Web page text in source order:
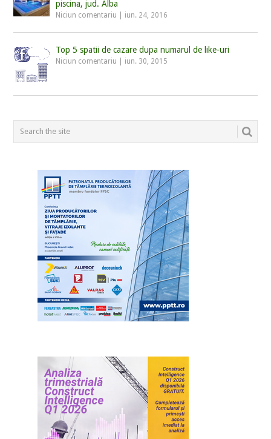
piscina, jud. Alba
Niciun comentariu iun. 24, 2016
Top 5 spatii de cazare dupa numarul de like-uri
Niciun comentariu iun. 30, 2015